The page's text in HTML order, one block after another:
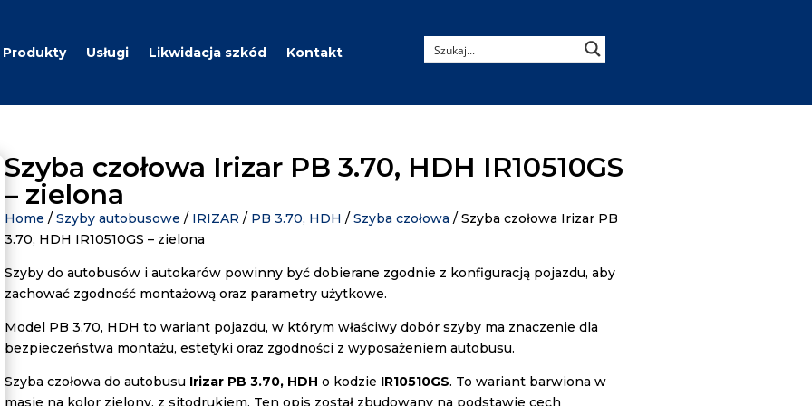
Produkty Usługi Likwidacja szkód Kontakt
Szyba czołowa Irizar PB 3.70, HDH IR10510GS
– zielona
Home /Szyby autobusowe / IRIZAR / PB 3.70, HDH /Szyba czołowa / Szyba czołowa Irizar PB
3.70, HDH IR10510GS – zielona
Szyby do autobusów i autokarów powinny być dobierane zgodnie z konfiguracją pojazdu, aby
zachować zgodność montażową oraz parametry użytkowe.
Model PB 3.70, HDH to wariant pojazdu, w którym właściwy dobór szyby ma znaczenie dla
bezpieczeństwa montażu, estetyki oraz zgodności z wyposażeniem autobusu.
Szyba czołowa do autobusu Irizar PB 3.70, HDH o kodzie IR10510GS. To wariant barwiona w
masie na kolor zielony, z sitodrukiem. Ten opis został zbudowany na podstawie cech